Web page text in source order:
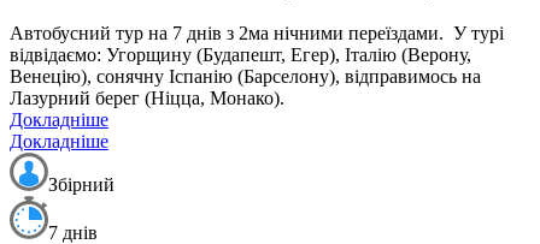
Автобусний тур на 7 днів з 2ма нічними переїздами. У турі
відвідаємо: Угорщину (Будапешт, Егер), Італію (Верону,
Венецію), сонячну Іспанію (Барселону), відправимось на
Лазурний берег (Ніцца, Монако).
Докладніше
Докладніше
Збірний
7 днів